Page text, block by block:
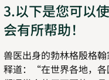
3.以下是您可以
会有所帮助！
兽医出身的勃林格殷格
释道：“在世界各地，各